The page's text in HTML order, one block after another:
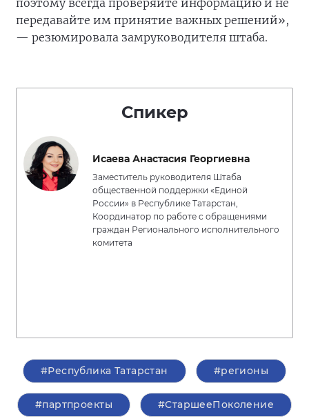
поэтому всегда проверяйте информацию и не
передавайте им принятие важных решений»,
— резюмировала замруководителя штаба.
Спикер
Исаева Анастасия Георгиевна
Заместитель руководителя Штаба
общественной поддержки «Единой
России» в Республике Татарстан,
Координатор по работе с обращениями
граждан Регионального исполнительного
комитета
#Республика Татарстан #регионы
#партпроекты #СтаршееПоколение